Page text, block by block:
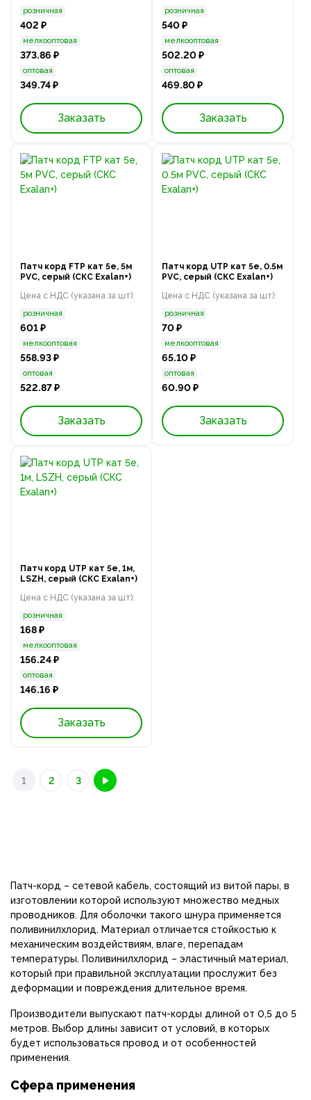
розничная
402 ₽
мелкооптовая
373.86 ₽
оптовая
349.74 ₽
Заказать
розничная
540 ₽
мелкооптовая
502.20 ₽
оптовая
469.80 ₽
Заказать
Патч корд FTP кат 5e, 5м
PVC, серый (СКС Exalan+)
Цена с НДС (указана за шт):
розничная
601 ₽
мелкооптовая
558.93 ₽
оптовая
522.87 ₽
Заказать
Патч корд UTP кат 5e, 0.5м
PVC, серый (СКС Exalan+)
Цена с НДС (указана за шт):
розничная
70 ₽
мелкооптовая
65.10 ₽
оптовая
60.90 ₽
Заказать
Патч корд UTP кат 5e, 1м,
LSZH, серый (СКС Exalan+)
Цена с НДС (указана за шт):
розничная
168 ₽
мелкооптовая
156.24 ₽
оптовая
146.16 ₽
Заказать
1 2 3
Патч-корд – сетевой кабель, состоящий из витой пары, в
изготовлении которой используют множество медных
проводников. Для оболочки такого шнура применяется
поливинилхлорид. Материал отличается стойкостью к
механическим воздействиям, влаге, перепадам
температуры. Поливинилхлорид – эластичный материал,
который при правильной эксплуатации прослужит без
деформации и повреждения длительное время.
Производители выпускают патч-корды длиной от 0,5 до 5
метров. Выбор длины зависит от условий, в которых
будет использоваться провод и от особенностей
применения.
Сфера применения